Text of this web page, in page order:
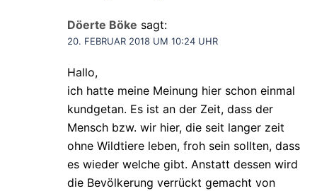
Döerte Böke sagt:
20. FEBRUAR 2018 UM 10:24 UHR
Hallo,
ich hatte meine Meinung hier schon einmal
kundgetan. Es ist an der Zeit, dass der
Mensch bzw. wir hier, die seit langer zeit
ohne Wildtiere leben, froh sein sollten, dass
es wieder welche gibt. Anstatt dessen wird
die Bevölkerung verrückt gemacht von